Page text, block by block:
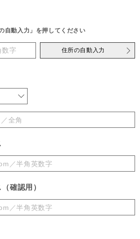
自動入力」を押してください
住所の自動入力
確認用）